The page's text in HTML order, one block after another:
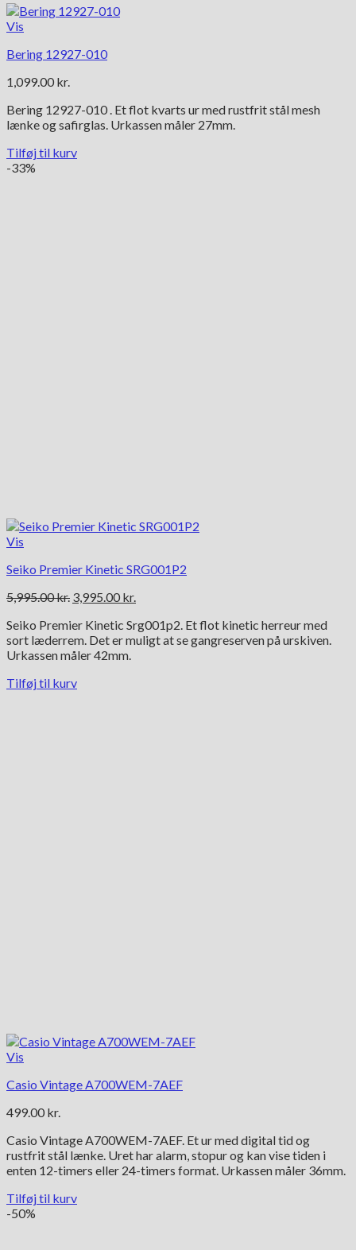
Vis
Bering 12927-010
1,099.00 kr.
Bering 12927-010 . Et flot kvarts ur med rustfrit stål mesh
lænke og safirglas. Urkassen måler 27mm.
Tilføj til kurv
-33%
Vis
Seiko Premier Kinetic SRG001P2
5,995.00kr. Den
pris
var:
5,995.00 kr..
3,995.00 kr.
pris
er:
Seiko Premier Kinetic Srg001p2. Et flot kinetic herreur med
sort læderrem. Det er muligt at se gangreserven på urskiven.
Urkassen måler 42mm.
Tilføj til kurv
Vis
Casio Vintage A700WEM-7AEF
499.00 kr.
Casio Vintage A700WEM-7AEF. Et ur med digital tid og
rustfrit stål lænke. Uret har alarm, stopur og kan vise tiden i
enten 12-timers eller 24-timers format. Urkassen måler 36mm.
Tilføj til kurv
-50%